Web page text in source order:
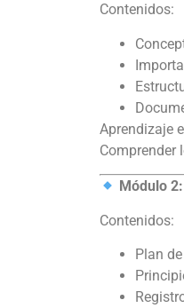
Contenidos:
Aprendizaje
Comprender
Módulo
Contenidos:
Plan